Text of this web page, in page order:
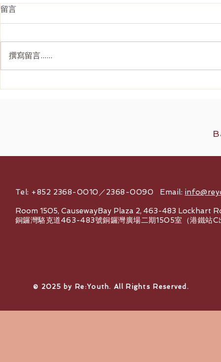
留言
撰寫留言......
Tel: +852 2368-0010／2368-0090 Email:
Room 1505, CausewayBay Plaza 2, 463-483 Lockhart
銅鑼灣駱克道463-483號銅鑼灣廣場二期1505室（港鐵站C
© 2025 by Re:Youth. All Rights Reserved.